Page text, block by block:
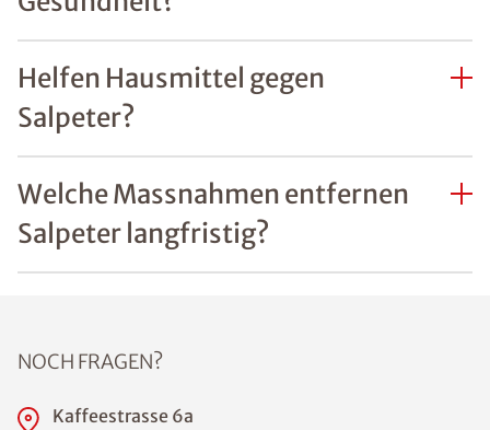
Helfen Hausmittel gegen
Salpeter?
Welche Massnahmen entfernen
Salpeter langfristig?
NOCH FRAGEN?
Kaffeestrasse 6a